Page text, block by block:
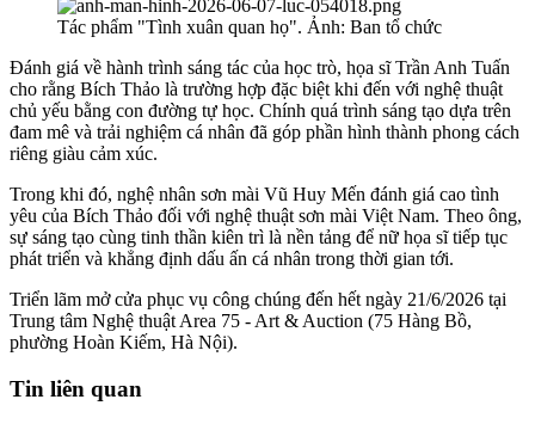
Tác phẩm "Tình xuân quan họ". Ảnh: Ban tổ chức
Đánh giá về hành trình sáng tác của học trò, họa sĩ Trần Anh Tuấn
cho rằng Bích Thảo là trường hợp đặc biệt khi đến với nghệ thuật
chủ yếu bằng con đường tự học. Chính quá trình sáng tạo dựa trên
đam mê và trải nghiệm cá nhân đã góp phần hình thành phong cách
riêng giàu cảm xúc.
Trong khi đó, nghệ nhân sơn mài Vũ Huy Mến đánh giá cao tình
yêu của Bích Thảo đối với nghệ thuật sơn mài Việt Nam. Theo ông,
sự sáng tạo cùng tinh thần kiên trì là nền tảng để nữ họa sĩ tiếp tục
phát triển và khẳng định dấu ấn cá nhân trong thời gian tới.
Triển lãm mở cửa phục vụ công chúng đến hết ngày 21/6/2026 tại
Trung tâm Nghệ thuật Area 75 - Art & Auction (75 Hàng Bồ,
phường Hoàn Kiếm, Hà Nội).
Tin liên quan